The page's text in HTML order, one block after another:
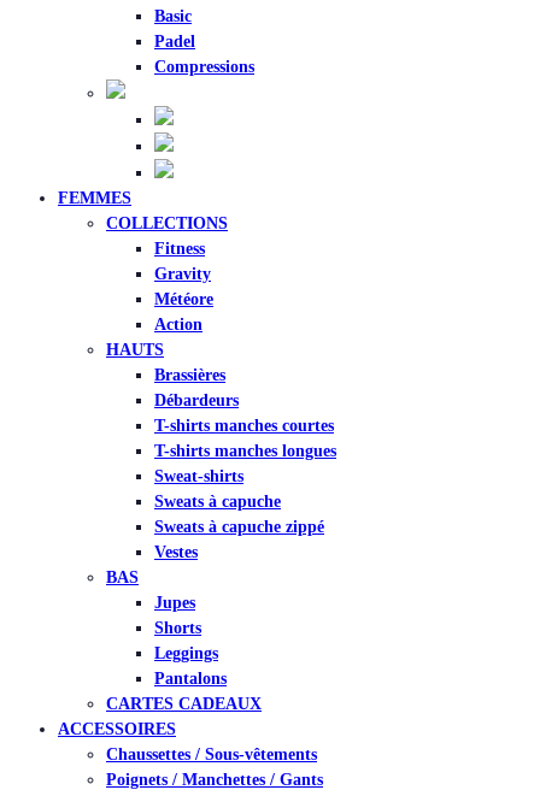
Basic
Padel
Compressions
FEMMES
COLLECTIONS
Fitness
Gravity
Météore
Action
HAUTS
Brassières
Débardeurs
T-shirts manches courtes
T-shirts manches longues
Sweat-shirts
Sweats à capuche
Sweats à capuche zippé
Vestes
BAS
Jupes
Shorts
Leggings
Pantalons
CARTES CADEAUX
ACCESSOIRES
Chaussettes / Sous-vêtements
Poignets / Manchettes / Gants